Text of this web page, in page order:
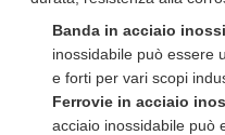
Banda in acciaio
inossidabile può essere
e forti per vari scopi
Ferrovie in acciaio
acciaio inossidabile può